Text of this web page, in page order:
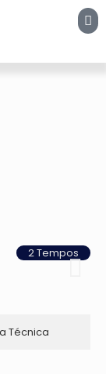
Técnica
2 Tempos